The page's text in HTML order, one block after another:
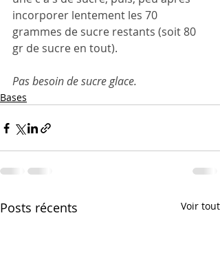
incorporer lentement les 70
grammes de sucre restants (soit 80
gr de sucre en tout).
Pas besoin de sucre glace.
Bases
Posts récents Voir tout